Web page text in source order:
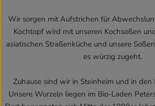
Wir sorgen mit Aufstrichen für
Kochtopf wird mit unseren Kochsoßen
asiatischen Straßenküche und unsere
es würzig zugeht.
Zuhause sind wir in Steinheim und in den
Unsere Wurzeln liegen im Bio-Laden